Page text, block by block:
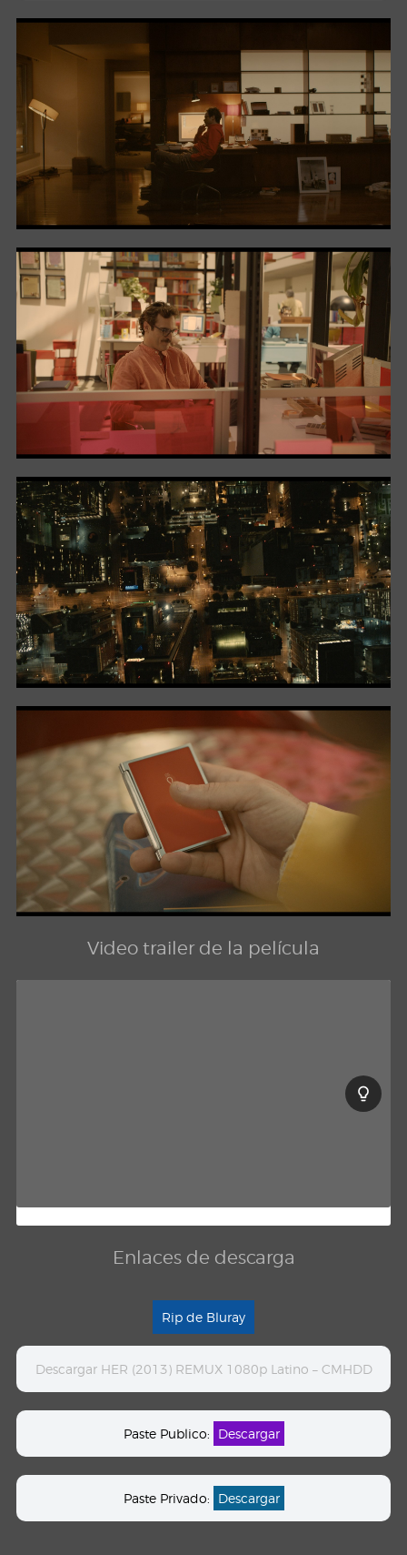
Video trailer de la película
Enlaces de descarga
Rip de Bluray
Descargar HER (2013) REMUX 1080p Latino – CMHDD
Paste Publico: Descargar
Paste Privado: Descargar